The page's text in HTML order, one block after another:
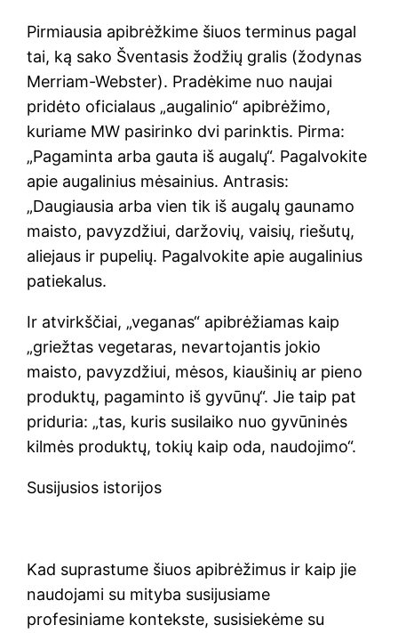
Pirmiausia apibrėžkime šiuos terminus pagal
tai, ką sako Šventasis žodžių gralis (žodynas
Merriam-Webster). Pradėkime nuo naujai
pridėto oficialaus „augalinio“ apibrėžimo,
kuriame MW pasirinko dvi parinktis. Pirma:
„Pagaminta arba gauta iš augalų“. Pagalvokite
apie augalinius mėsainius. Antrasis:
„Daugiausia arba vien tik iš augalų gaunamo
maisto, pavyzdžiui, daržovių, vaisių, riešutų,
aliejaus ir pupelių. Pagalvokite apie augalinius
patiekalus.
Ir atvirkščiai, „veganas“ apibrėžiamas kaip
„griežtas vegetaras, nevartojantis jokio
maisto, pavyzdžiui, mėsos, kiaušinių ar pieno
produktų, pagaminto iš gyvūnų“. Jie taip pat
priduria: „tas, kuris susilaiko nuo gyvūninės
kilmės produktų, tokių kaip oda, naudojimo“.
Susijusios istorijos
Kad suprastume šiuos apibrėžimus ir kaip jie
naudojami su mityba susijusiame
profesiniame kontekste, susisiekėme su